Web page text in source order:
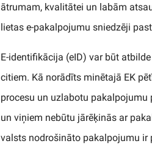
ātrumam, kvalitātei un labām
lietas e-pakalpojumu sniedzēji
E-identifikācija (eID) var būt
citiem. Kā norādīts minētajā EK
procesu un uzlabotu
un viņiem nebūtu jārēķinās ar
valsts nodrošināto pakalpojumu